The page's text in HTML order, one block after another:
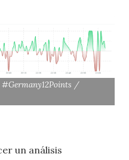
#Germany12Points /
un análisis